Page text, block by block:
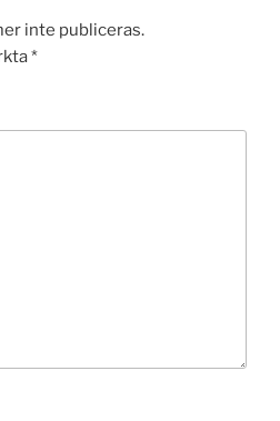
inte publiceras.
*